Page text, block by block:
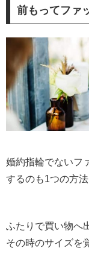
前もってファ
婚約指輪でないフ
するのも1つの方法
ふたりで買い物へ
その時のサイズを